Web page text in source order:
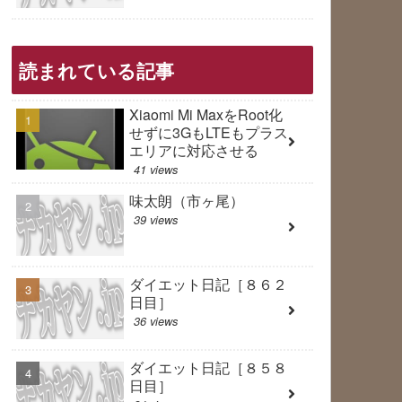
読まれている記事
Xiaomi Mi MaxをRoot化
せずに3GもLTEもプラス
エリアに対応させる
41 views
味太朗（市ヶ尾）
39 views
ダイエット日記［８６２
日目］
36 views
ダイエット日記［８５８
日目］